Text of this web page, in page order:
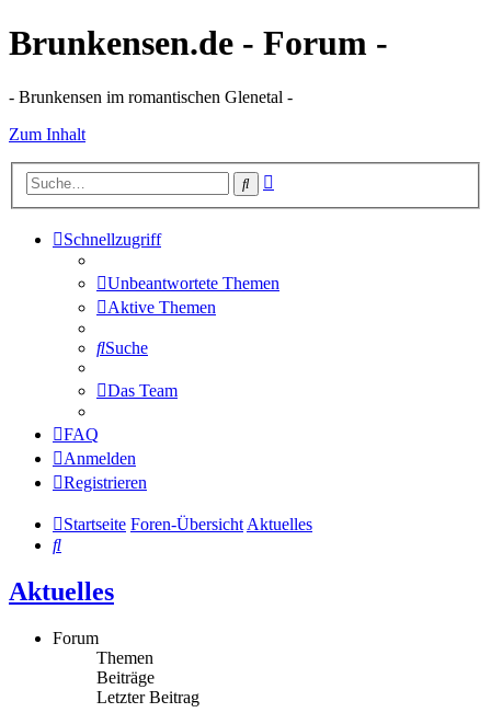
Brunkensen.de - Forum -
- Brunkensen im romantischen Glenetal -
Zum Inhalt
Suche
Schnellzugriff
Unbeantwortete Themen
Aktive Themen
Suche
Das Team
FAQ
Anmelden
Registrieren
Startseite Foren-ÜbersichtAktuelles
Suche
Aktuelles
Forum
Themen
Beiträge
Letzter Beitrag